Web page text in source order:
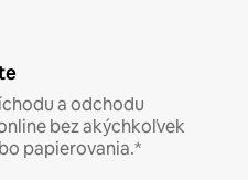
a odchodu
bez akýchkoľvek
papierovania.*